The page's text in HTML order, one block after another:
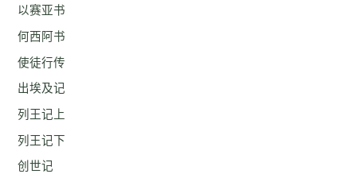
以赛亚书
何西阿书
使徒行传
出埃及记
列王记上
列王记下
创世记